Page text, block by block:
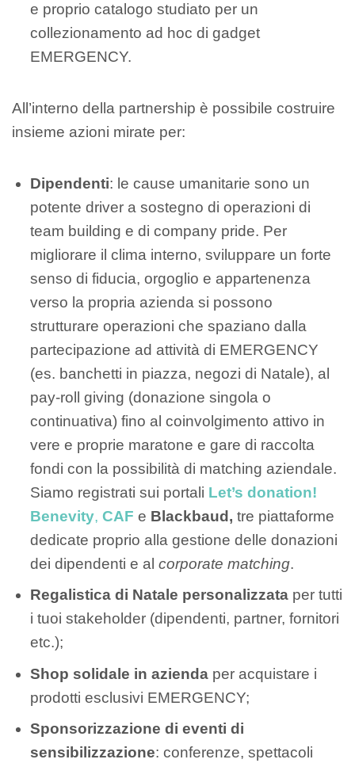
e proprio catalogo studiato per un
collezionamento ad hoc di gadget
EMERGENCY.
All’interno della partnership è possibile costruire
insieme azioni mirate per:
Dipendenti: le cause umanitarie sono un
potente driver a sostegno di operazioni di
team building e di company pride. Per
migliorare il clima interno, sviluppare un forte
senso di fiducia, orgoglio e appartenenza
verso la propria azienda si possono
strutturare operazioni che spaziano dalla
partecipazione ad attività di EMERGENCY
(es. banchetti in piazza, negozi di Natale), al
pay-roll giving (donazione singola o
continuativa) fino al coinvolgimento attivo in
vere e proprie maratone e gare di raccolta
fondi con la possibilità di matching aziendale.
Siamo registrati sui portali Let’s donation!
Benevity, CAF e Blackbaud,tre piattaforme
dedicate proprio alla gestione delle donazioni
dei dipendenti e alcorporate matching.
Regalistica di Natale personalizzata per tutti
i tuoi stakeholder (dipendenti, partner, fornitori
etc.);
Shop solidale in azienda per acquistare i
prodotti esclusivi EMERGENCY;
Sponsorizzazione di eventi di
sensibilizzazione: conferenze, spettacoli